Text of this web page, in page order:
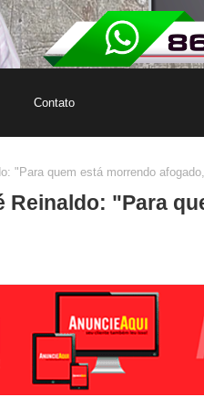
Contato
"Para quem está morrendo
Reinaldo: "Para